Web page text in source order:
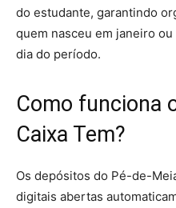
do estudante, garantindo
quem nasceu em janeiro
dia do período.
Como funciona
Caixa Tem?
Os depósitos do Pé-de-
digitais abertas